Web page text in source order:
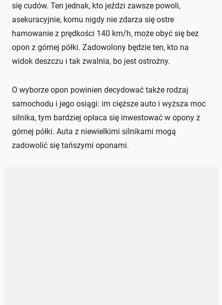
się cudów. Ten jednak, kto jeździ zawsze powoli,
asekuracyjnie, komu nigdy nie zdarza się ostre
hamowanie z prędkości 140 km/h, może obyć się bez
opon z górnej półki. Zadowolony będzie ten, kto na
widok deszczu i tak zwalnia, bo jest ostrożny.
O wyborze opon powinien decydować także rodzaj
samochodu i jego osiągi: im cięższe auto i wyższa moc
silnika, tym bardziej opłaca się inwestować w opony z
górnej półki. Auta z niewielkimi silnikami mogą
zadowolić się tańszymi oponami.